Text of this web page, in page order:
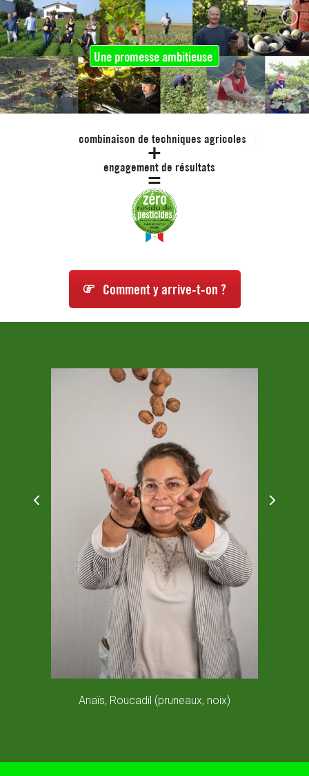
Une promesse ambitieuse
combinaison de techniques agricoles
engagement de résultats
+
=
Comment y arrive-t-on ?
Anaïs, Roucadil (pruneaux, noix)